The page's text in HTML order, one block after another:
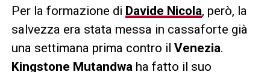
Per la formazione di Davide Nicola, però, la
salvezza era stata messa in cassaforte già
una settimana prima contro il Venezia.
Kingstone Mutandwaha fatto il suo